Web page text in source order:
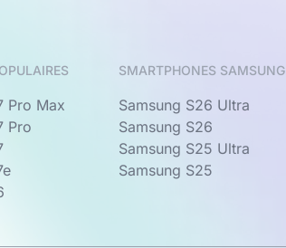
Pro Max
Pro
SMARTPHONES SAMSUNG
Samsung S26 Ultra
Samsung S26
Samsung S25 Ultra
Samsung S25